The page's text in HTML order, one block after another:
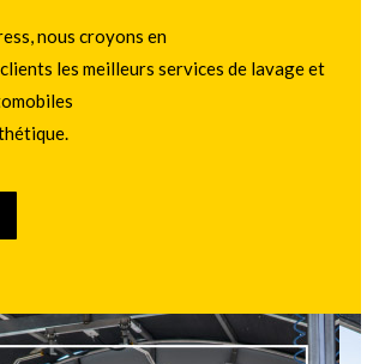
nous croyons en
les meilleurs services de lavage et